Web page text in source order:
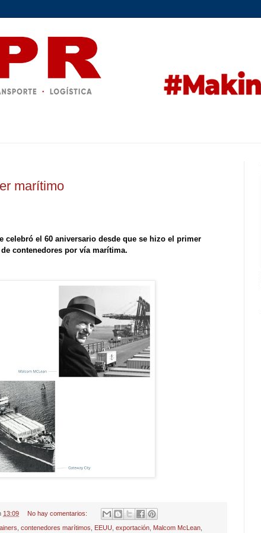
marítimo
celebró el 60 aniversario desde que se hizo el primer
contenedores por vía marítima.
13:09 No hay comentarios:
, contenedores marítimos, EEUU, exportación, Malcom McLean,